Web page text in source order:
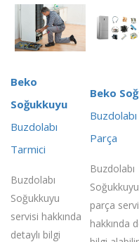
Beko
Soğukkuyu
Buzdolabı
Tarmici
Buzdolabı
Soğukkuyu
servisi hakkında
detaylı bilgi
Beko
Parça
Buzdolabı
parça
hakkında